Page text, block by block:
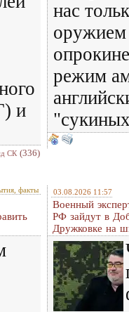
и
СК (336)
нас
оружием
режим
факты 03.08.2026 11:57
Военный
РФ зайдут в
Дружковке на